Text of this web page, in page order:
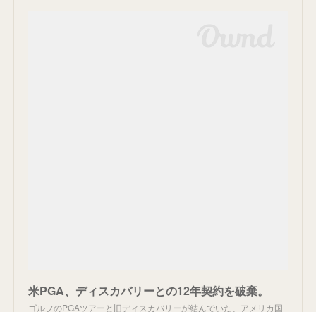
米PGA、ディスカバリーとの12年契約を破棄。
ゴルフのPGAツアーと旧ディスカバリーが結んでいた、アメリカ国